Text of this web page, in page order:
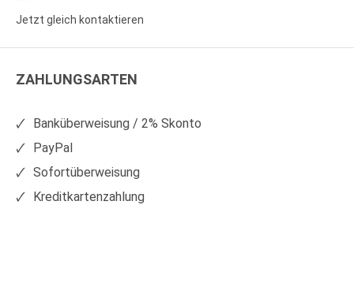
Sie
auf
Sie
auf
Jetzt gleich kontaktieren
ZAHLUNGSARTEN
Banküberweisung / 2% Skonto
PayPal
Sofortüberweisung
Kreditkartenzahlung